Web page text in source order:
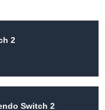
2
Switch 2